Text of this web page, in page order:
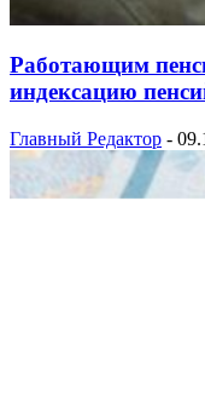
Работающим
индексацию
Главный Редактор -